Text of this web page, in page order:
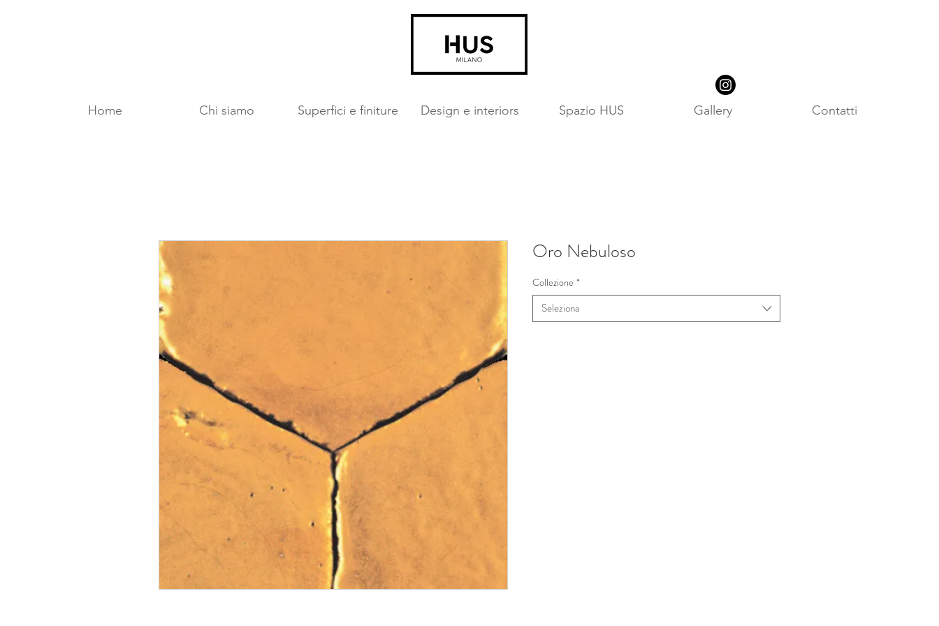
Home Chi siamo Superfici e finiture Design e interiors Spazio HUS Gallery Contatti
Oro Nebuloso
Collezione *
Seleziona